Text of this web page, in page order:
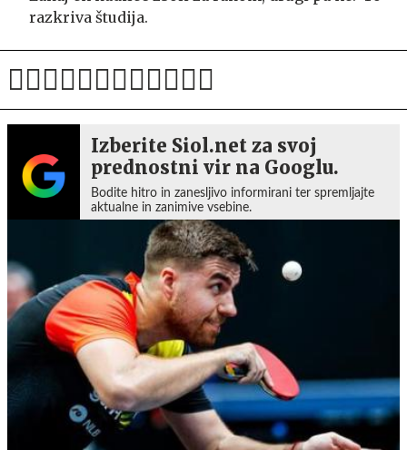
razkriva študija.
Izberite Siol.net za svoj
prednostni vir na Googlu.
Bodite hitro in zanesljivo informirani ter spremljajte
aktualne in zanimive vsebine.